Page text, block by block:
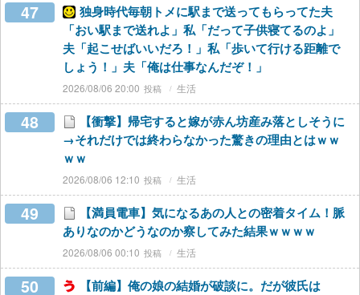
47
独身時代毎朝トメに駅まで送ってもらってた夫
「おい駅まで送れよ」私「だって子供寝てるのよ」
夫「起こせばいいだろ！」私「歩いて行ける距離で
しょう！」夫「俺は仕事なんだぞ！」
2026/08/06 20:00 生活
48
【衝撃】帰宅すると嫁が赤ん坊産み落としそうに
→それだけでは終わらなかった驚きの理由とはｗｗ
ｗｗ
2026/08/06 12:10 生活
49
【満員電車】気になるあの人との密着タイム！脈
ありなのかどうなのか察してみた結果ｗｗｗｗ
2026/08/06 00:10 生活
50 【前編】俺の娘の結婚が破談に。だが彼氏は